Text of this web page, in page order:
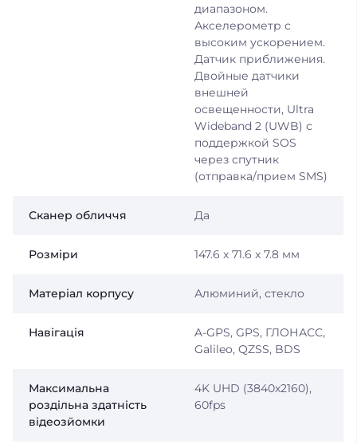
диапазоном.
Акселерометр с
высоким ускорением.
Датчик приближения.
Двойные датчики
внешней
освещенности, Ultra
Wideband 2 (UWB) с
поддержкой SOS
через спутник
(отправка/прием SMS)
Сканер обличчя Да
Розміри 147.6 x 71.6 x 7.8 мм
Матеріал корпусу Алюминий, стекло
Навігація
A-GPS, GPS, ГЛОНАСС,
Galileo, QZSS, BDS
Максимальна
роздільна здатність
відеозйомки
4K UHD (3840x2160),
60fps